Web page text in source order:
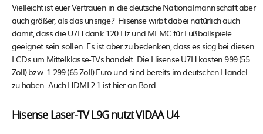
Vielleicht ist euer Vertrauen in die deutsche Nationalmannschaft aber
auch größer, als das unsrige? Hisense wirbt dabei natürlich auch
damit, dass die U7H dank 120 Hz und MEMC für Fußballspiele
geeignet sein sollen. Es ist aber zu bedenken, dass es sicg bei diesen
LCDs um Mittelklasse-TVs handelt. Die Hisense U7H kosten 999 (55
Zoll) bzw. 1.299 (65 Zoll) Euro und sind bereits im deutschen Handel
zu haben. Auch HDMI 2.1 ist hier an Bord.
Hisense Laser-TV L9G nutzt VIDAA U4